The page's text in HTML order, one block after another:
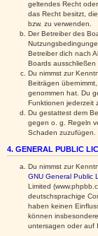
geltendes Recht
das Recht besitzt,
bzw. zu verwenden.
Der Betreiber des
Betreiber dich nach
Boards ausschließen
Du nimmst zur
Beiträgen
genommen hat. Du
Funktionen jederzeit
Du gestattest dem
gegen o. g. Regeln
Schaden zuzufügen.
4. GENERAL PUBLIC
Du nimmst zur
GNU General Public
Limited
deutschsprachige
haben keinen
können
untersagen oder auf